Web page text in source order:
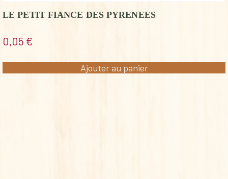
LE PETIT FIANCE DES PYRENEES
0,05 €
Ajouter au panier